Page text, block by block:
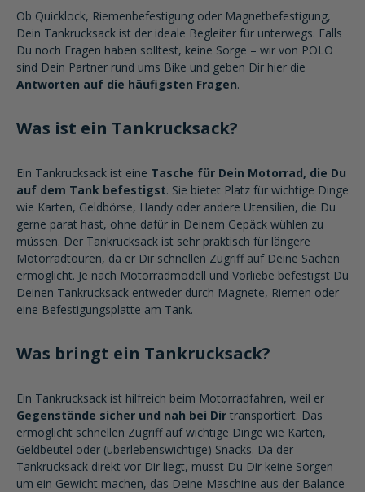
Ob Quicklock, Riemenbefestigung oder Magnetbefestigung,
Dein Tankrucksack ist der ideale Begleiter für unterwegs. Falls
Du noch Fragen haben solltest, keine Sorge – wir von POLO
sind Dein Partner rund ums Bike und geben Dir hier die
Antworten auf die häufigsten Fragen.
Was ist ein Tankrucksack?
Ein Tankrucksack ist eine Tasche für Dein Motorrad, die Du
auf dem Tank befestigst. Sie bietet Platz für wichtige Dinge
wie Karten, Geldbörse, Handy oder andere Utensilien, die Du
gerne parat hast, ohne dafür in Deinem Gepäck wühlen zu
müssen. Der Tankrucksack ist sehr praktisch für längere
Motorradtouren, da er Dir schnellen Zugriff auf Deine Sachen
ermöglicht. Je nach Motorradmodell und Vorliebe befestigst Du
Deinen Tankrucksack entweder durch Magnete, Riemen oder
eine Befestigungsplatte am Tank.
Was bringt ein Tankrucksack?
Ein Tankrucksack ist hilfreich beim Motorradfahren, weil er
Gegenstände sicher und nah bei Dir transportiert. Das
ermöglicht schnellen Zugriff auf wichtige Dinge wie Karten,
Geldbeutel oder (überlebenswichtige) Snacks. Da der
Tankrucksack direkt vor Dir liegt, musst Du Dir keine Sorgen
um ein Gewicht machen, das Deine Maschine aus der Balance